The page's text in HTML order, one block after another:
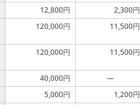
12,800円 2,300円
120,000円 11,500円
120,000円 11,500円
40,000円 —
5,000円
1,200円